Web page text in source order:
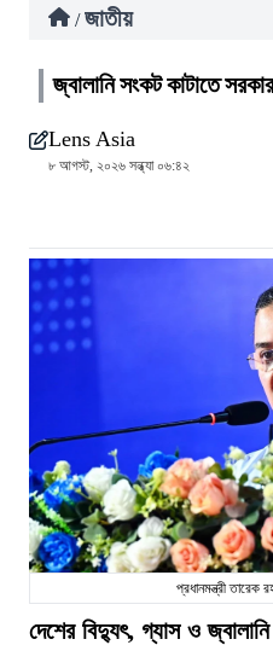
/ জাতীয়
জ্বালানি সংকট কাটাতে
Lens Asia
৮ আগস্ট, ২০২৬ সন্ধ্যা ০৬:৪২
প্রধানমন্ত্রী তারেক
দেশের বিদ্যুৎ, গ্যাস ও